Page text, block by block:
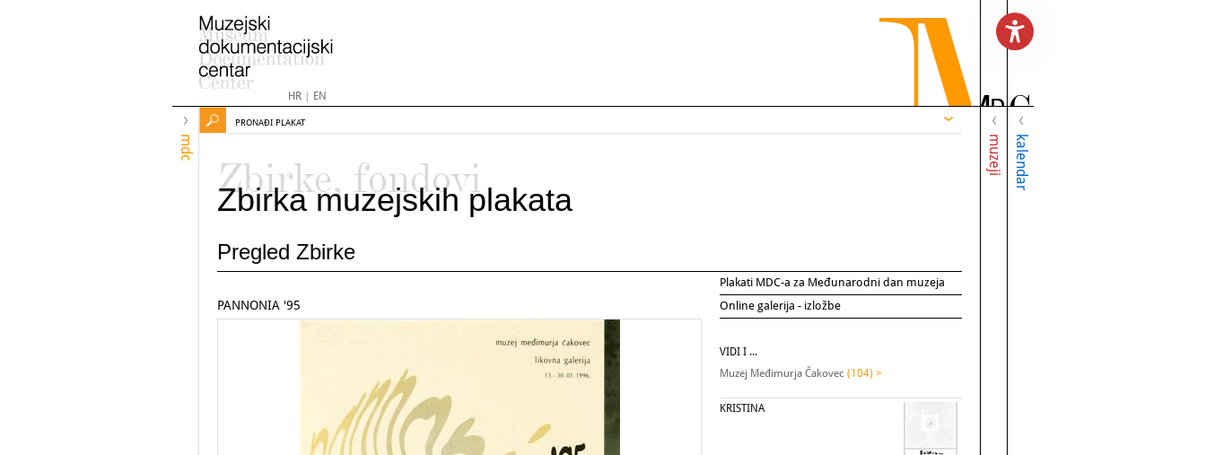
HR| EN
mdc muzeji kalendar
PRONAĐI PLAKAT
Zbirke, fondovi
Zbirka muzejskih plakata
Pregled Zbirke
Plakati MDC-a za Međunarodni dan muzeja
Online galerija - izložbe
PANNONIA '95
VIDI I ...
Muzej Međimurja Čakovec (104) >
KRISTINA